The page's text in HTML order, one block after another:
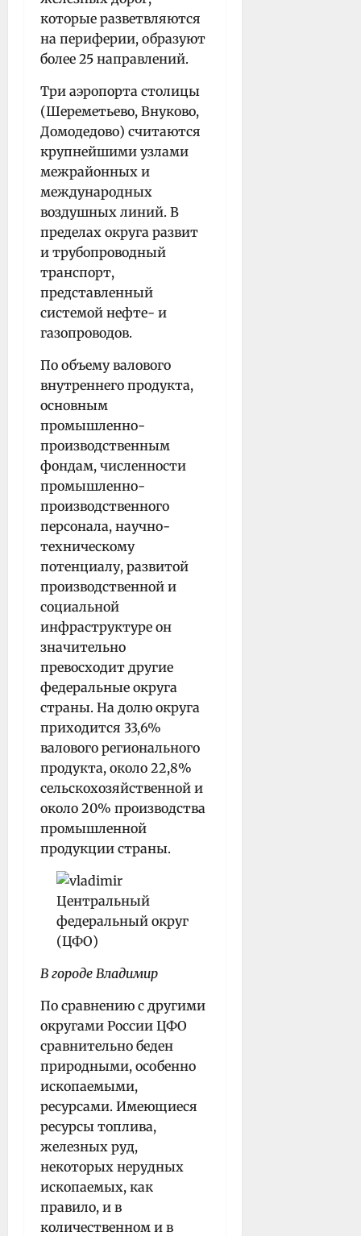
которые разветвляются
на периферии, образуют
более 25 направлений.
Три аэропорта столицы
(Шереметьево, Внуково,
Домодедово) считаются
крупнейшими узлами
межрайонных и
международных
воздушных линий. В
пределах округа развит
и трубопроводный
транспорт,
представленный
системой нефте- и
газопроводов.
По объему валового
внутреннего продукта,
основным
промышленно-
производственным
фондам, численности
промышленно-
производственного
персонала, научно-
техническому
потенциалу, развитой
производственной и
социальной
инфраструктуре он
значительно
превосходит другие
федеральные округа
страны. На долю округа
приходится 33,6%
валового регионального
продукта, около 22,8%
сельскохозяйственной и
около 20% производства
промышленной
продукции страны.
В городе Владимир
По сравнению с другими
округами России ЦФО
сравнительно беден
природными, особенно
ископаемыми,
ресурсами. Имеющиеся
ресурсы топлива,
железных руд,
некоторых нерудных
ископаемых, как
правило, и в
количественном и в